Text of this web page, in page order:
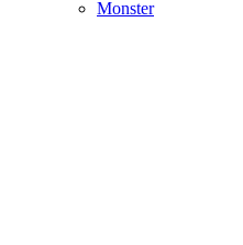
Monster